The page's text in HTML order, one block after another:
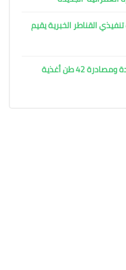
القناطر الخبرية يقيم
ضربة قوية لتجار اللحوم الفاسدة ومصادرة 42 طن أغذية